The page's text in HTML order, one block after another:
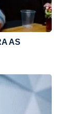
AS